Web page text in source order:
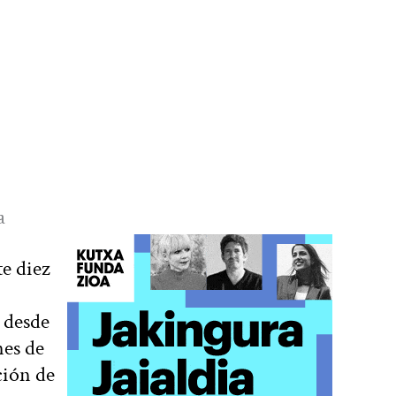
diez
de
de